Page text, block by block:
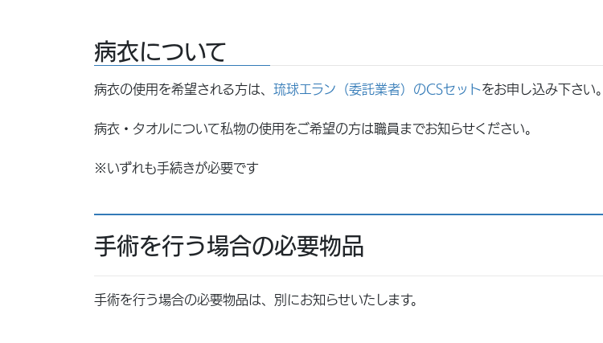
病衣について
病衣の使用を希望される方は、 琉球エラン（委託業者）のCSセットをお申し込み下さい。
病衣・タオルについて私物の使用をご希望の方は職員までお知らせください。
※いずれも手続きが必要です
手術を行う場合の必要物品
手術を行う場合の必要物品は、別にお知らせいたします。